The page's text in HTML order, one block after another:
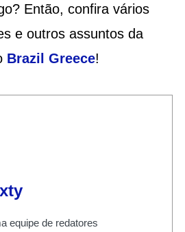
Então, confira vários
e outros assuntos da
Brazil Greece!
equipe de redatores